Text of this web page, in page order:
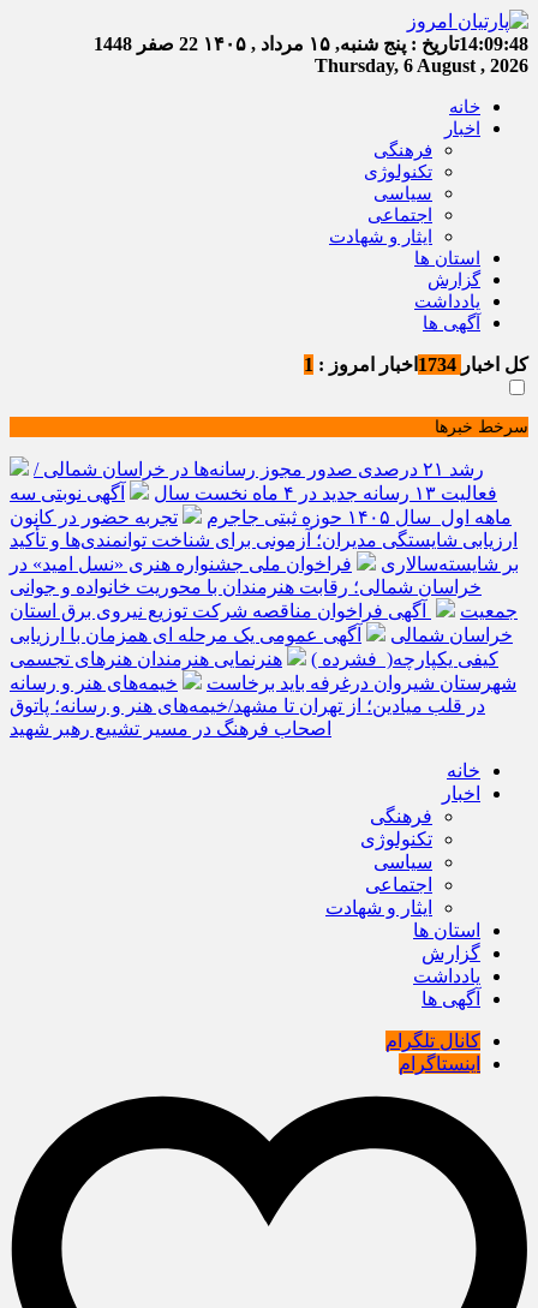
14:09:49تاریخ : پنج شنبه, ۱۵ مرداد , ۱۴۰۵
22 صفر 1448
Thursday, 6 August , 2026
خانه
اخبار
فرهنگی
تکنولوژی
سیاسی
اجتماعی
ایثار و شهادت
استان ها
گزارش
یادداشت
آگهی ها
کل اخبار اخبار امروز : 1
سرخط خبرها
رشد ۲۱ درصدی صدور مجوز رسانه‌ها در خراسان شمالی /
فعالیت ۱۳ رسانه جدید در ۴ ماه نخست سال
آگهی نوبتی سه
ماهه اول سال ۱۴۰۵ حوزه ثبتی جاجرم
تجربه حضور در کانون
ارزیابی شایستگی مدیران؛ آزمونی برای شناخت توانمندی‌ها و تأکید
بر شایسته‌سالاری
فراخوان ملی جشنواره هنری «نسل امید» در
خراسان شمالی؛ رقابت هنرمندان با محوریت خانواده و جوانی
جمعیت
آگهی فراخوان مناقصه شرکت توزیع نیروی برق استان
خراسان شمالی
آگهی عمومی یک مرحله ای همزمان با ارزیابی
کیفی یکپارچه( فشرده )
هنرنمایی هنرمندان هنرهای تجسمی
شهرستان شیروان درغرفه باید برخاست
خیمه‌های هنر و رسانه
در قلب میادین؛ از تهران تا مشهد/خیمه‌های هنر و رسانه؛ پاتوق
اصحاب فرهنگ در مسیر تشییع رهبر شهید
خانه
اخبار
فرهنگی
تکنولوژی
سیاسی
اجتماعی
ایثار و شهادت
استان ها
گزارش
یادداشت
آگهی ها
کانال تلگرام
اینستاگرام